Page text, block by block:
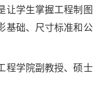
让学生掌握工程制图
基础、尺寸标准和公
程学院副教授、硕士